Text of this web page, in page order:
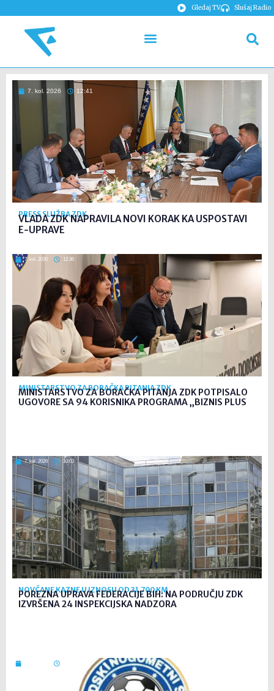
Gledaj TV Slušaj Radio
7. kol. 2026 12:41
PRESS SLUŽBA ZDK
VLADA ZDK NAPRAVILA NOVI KORAK KA USPOSTAVI
E-UPRAVE
7. kol. 2026 12:36
MINISTARSTVO ZA BORAČKA PITANJA ZDK
MINISTARSTVO ZA BORAČKA PITANJA ZDK POTPISALO
UGOVORE SA 94 KORISNIKA PROGRAMA „BIZNIS PLUS
7. kol. 2026 10:03
NOVČANE KAZNE U IZNOSU OD 31.700 KM
POREZNA UPRAVA FEDERACIJE BIH: NA PODRUČJU ZDK
IZVRŠENA 24 INSPEKCIJSKA NADZORA